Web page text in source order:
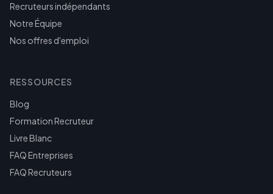
Recruteurs indépendants
Notre Équipe
Nos offres d'emploi
RESSOURCES
Blog
Formation Recruteur
Livre Blanc
FAQ Entreprises
FAQ Recruteurs